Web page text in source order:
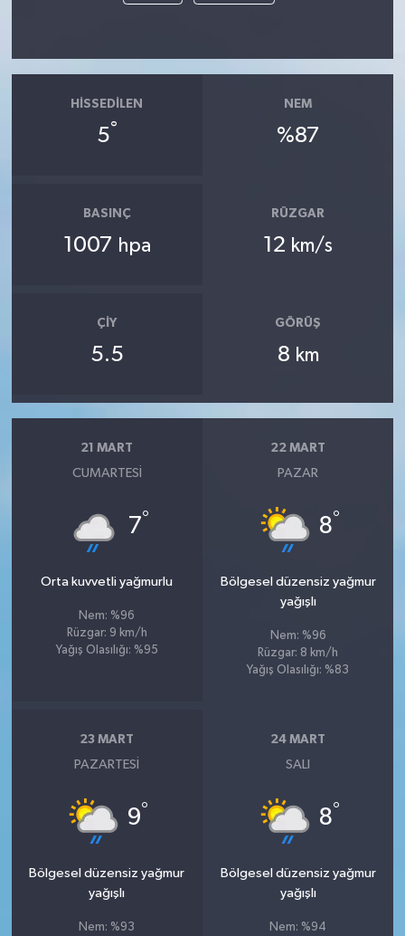
HISSEDILEN
5°
NEM
%87
BASINÇ
1007 hpa
RÜZGAR
12 km/s
ÇIY
5.5
GÖRÜŞ
8 km
21 MART
CUMARTESI
7°
Orta kuvvetli yağmurlu
Nem: %96
Rüzgar: 9 km/h
Yağış Olasılığı: %95
22 MART
PAZAR
8°
Bölgesel düzensiz yağmur
yağışlı
Nem: %96
Rüzgar: 8 km/h
Yağış Olasılığı: %83
23 MART
PAZARTESI
9°
Bölgesel düzensiz yağmur
yağışlı
Nem: %93
24 MART
SALI
8°
Bölgesel düzensiz yağmur
yağışlı
Nem: %94